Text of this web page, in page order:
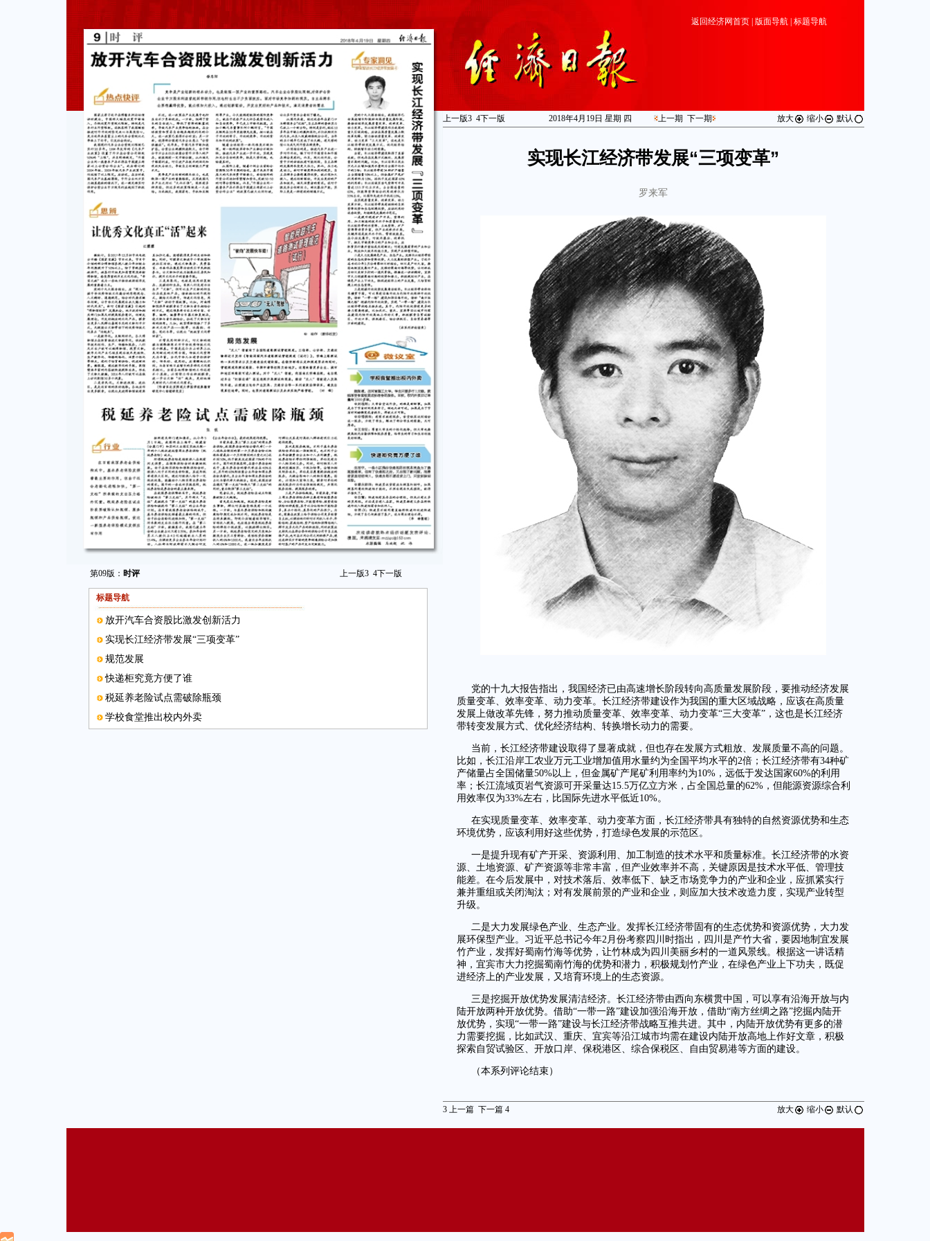
第09版： 时评 上一版3 4下一版
标题导航
放开汽车合资股比激发创新活力
实现长江经济带发展“三项变革”
规范发展
快递柜究竟方便了谁
税延养老险试点需破除瓶颈
学校食堂推出校内外卖
返回经济网首页| 版面导航| 标题导航
上一版3 4下一版 2018年4月19日 星期 四 上一期 下一期 放大 缩小 默认
实现长江经济带发展“三项变革”
罗来军
党的十九大报告指出，我国经济已由高速增长阶段转向高质量发展阶段，要推动经济发展
质量变革、效率变革、动力变革。长江经济带建设作为我国的重大区域战略，应该在高质量
发展上做改革先锋，努力推动质量变革、效率变革、动力变革“三大变革”，这也是长江经济
带转变发展方式、优化经济结构、转换增长动力的需要。
当前，长江经济带建设取得了显著成就，但也存在发展方式粗放、发展质量不高的问题。
比如，长江沿岸工农业万元工业增加值用水量约为全国平均水平的2倍；长江经济带有34种矿
产储量占全国储量50%以上，但金属矿产尾矿利用率约为10%，远低于发达国家60%的利用
率；长江流域页岩气资源可开采量达15.5万亿立方米，占全国总量的62%，但能源资源综合利
用效率仅为33%左右，比国际先进水平低近10%。
在实现质量变革、效率变革、动力变革方面，长江经济带具有独特的自然资源优势和生态
环境优势，应该利用好这些优势，打造绿色发展的示范区。
一是提升现有矿产开采、资源利用、加工制造的技术水平和质量标准。长江经济带的水资
源、土地资源、矿产资源等非常丰富，但产业效率并不高，关键原因是技术水平低、管理技
能差。在今后发展中，对技术落后、效率低下、缺乏市场竞争力的产业和企业，应抓紧实行
兼并重组或关闭淘汰；对有发展前景的产业和企业，则应加大技术改造力度，实现产业转型
升级。
二是大力发展绿色产业、生态产业。发挥长江经济带固有的生态优势和资源优势，大力发
展环保型产业。习近平总书记今年2月份考察四川时指出，四川是产竹大省，要因地制宜发展
竹产业，发挥好蜀南竹海等优势，让竹林成为四川美丽乡村的一道风景线。根据这一讲话精
神，宜宾市大力挖掘蜀南竹海的优势和潜力，积极规划竹产业，在绿色产业上下功夫，既促
进经济上的产业发展，又培育环境上的生态资源。
三是挖掘开放优势发展清洁经济。长江经济带由西向东横贯中国，可以享有沿海开放与内
陆开放两种开放优势。借助“一带一路”建设加强沿海开放，借助“南方丝绸之路”挖掘内陆开
放优势，实现“一带一路”建设与长江经济带战略互推共进。其中，内陆开放优势有更多的潜
力需要挖掘，比如武汉、重庆、宜宾等沿江城市均需在建设内陆开放高地上作好文章，积极
探索自贸试验区、开放口岸、保税港区、综合保税区、自由贸易港等方面的建设。
（本系列评论结束）
3上一篇 下一篇 4 放大 缩小 默认